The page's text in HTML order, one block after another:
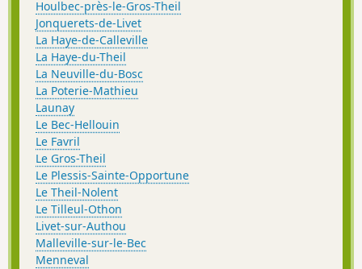
Houlbec-près-le-Gros-Theil
Jonquerets-de-Livet
La Haye-de-Calleville
La Haye-du-Theil
La Neuville-du-Bosc
La Poterie-Mathieu
Launay
Le Bec-Hellouin
Le Favril
Le Gros-Theil
Le Plessis-Sainte-Opportune
Le Theil-Nolent
Le Tilleul-Othon
Livet-sur-Authou
Malleville-sur-le-Bec
Menneval